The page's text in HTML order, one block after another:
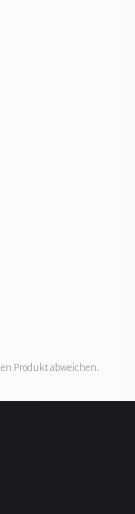
Produkt abweichen.